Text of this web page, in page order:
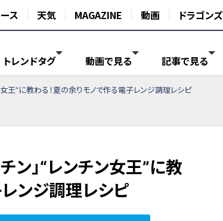
ス 天気 MAGAZINE 動画 ドラゴンズ
トレンドタグ 動画で見る 記事で見る
王”に教わる！夏の余りモノで作る電子レンジ調理レシピ
ン」“レンチン女王”に教
ンジ調理レシピ